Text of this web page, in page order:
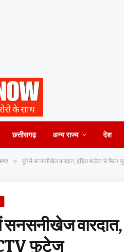
छत्तीसगढ़ अन्य राज्य देश
» दुर्ग में सनसनीखेज वारदात, इंदिरा मार्केट से
सनसनीखेज
फुटेज